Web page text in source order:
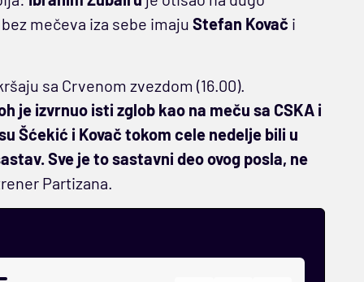
mečeva iza sebe imaju Stefan Kovač i
sa Crvenom zvezdom (16.00).
je izvrnuo isti zglob kao na meču sa CSKA i
Šćekić i Kovač tokom cele nedelje bili u
Sve je to sastavni deo ovog posla, ne
Partizana.